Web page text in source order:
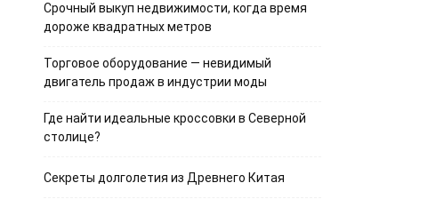
Срочный выкуп недвижимости, когда время
дороже квадратных метров
Торговое оборудование — невидимый
двигатель продаж в индустрии моды
Где найти идеальные кроссовки в Северной
столице?
Секреты долголетия из Древнего Китая